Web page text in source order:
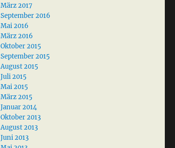
März 2017
September 2016
Mai 2016
März 2016
Oktober 2015
September 2015
August 2015
Juli 2015
Mai 2015
März 2015
Januar 2014
Oktober 2013
August 2013
Juni 2013